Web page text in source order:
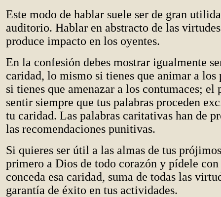
Este modo de hablar suele ser de gran
auditorio. Hablar en abstracto de las
produce impacto en los oyentes.
En la confesión debes mostrar igualmente
caridad, lo mismo si tienes que animar a los
si tienes que amenazar a los contumaces; el
sentir siempre que tus palabras proceden
tu caridad. Las palabras caritativas han de
las recomendaciones punitivas.
Si quieres ser útil a las almas de tus
primero a Dios de todo corazón y pídele
conceda esa caridad, suma de todas las
garantía de éxito en tus actividades.